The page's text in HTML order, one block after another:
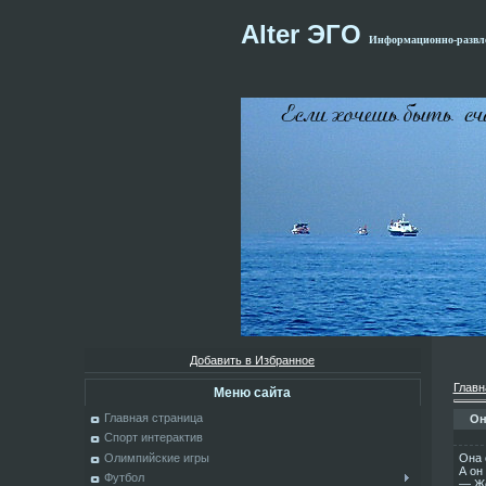
Alter ЭГО Информационно-
Добавить в Избранное
Меню сайта
Главная страница
Спорт интерактив
Олимпийские игры
Футбол
Она
А он